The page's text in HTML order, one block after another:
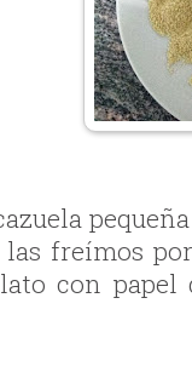
freímos
con papel